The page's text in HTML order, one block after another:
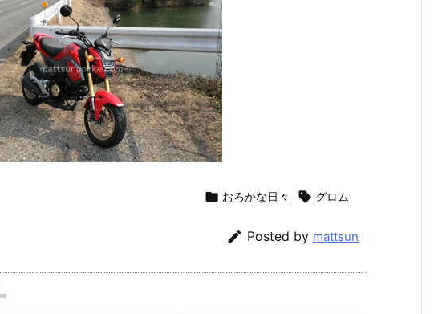
 おろかな日々  グロム
 Posted by mattsun